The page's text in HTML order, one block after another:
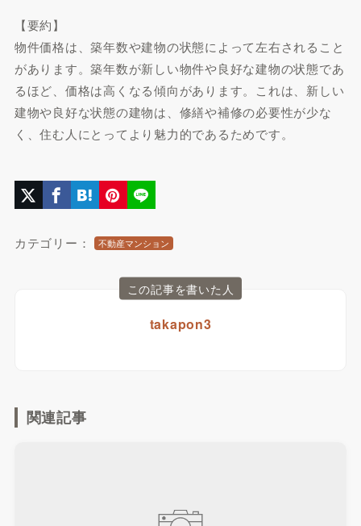
【要約】
物件価格は、築年数や建物の状態によって左右されること
があります。築年数が新しい物件や良好な建物の状態であ
るほど、価格は高くなる傾向があります。これは、新しい
建物や良好な状態の建物は、修繕や補修の必要性が少な
く、住む人にとってより魅力的であるためです。
カテゴリー： 不動産マンション
この記事を書いた人
takapon3
関連記事